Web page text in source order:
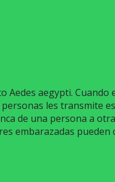
aegypti. Cuando
les transmite
de una persona a
embarazadas